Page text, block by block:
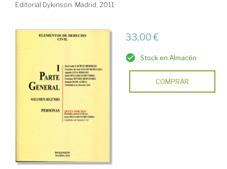
Editorial Dykinson. Madrid, 2011
33,00 €
Stock en Almacén
COMPRAR